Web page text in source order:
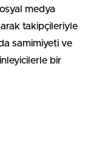
medya
takipçileriyle
samimiyeti ve
bir